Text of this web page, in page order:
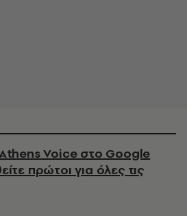
Voice στο Google
πρώτοι για όλες τις